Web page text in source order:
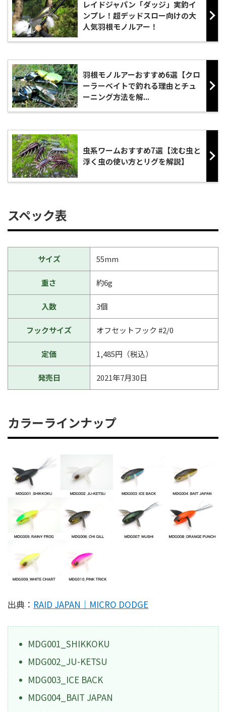
レイドジャパン「ダッジ」実釣イ
ンプレ！超デッドスロー向けの大
人気羽根モノルアー！
羽根モノルアーおすすめ6選【クロ
ーラーベイトで釣れる理由とチュ
ーニング方法を解...
虫系ワームおすすめ7選【沈む虫と
浮く虫の使い方とリグを解説】
スペック表
サイズ 55mm
重さ 約6g
入数 3個
フックサイズ オフセットフック #2/0
定価 1,485円（税込）
発売日 2021年7月30日
カラーラインナップ
出典： RAID JAPAN｜MICRO DODGE
MDG001_SHIKKOKU
MDG002_JU-KETSU
MDG003_ICE BACK
MDG004_BAIT JAPAN